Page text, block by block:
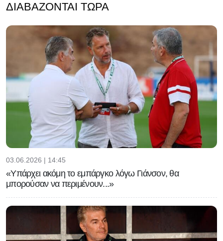
ΔΙΑΒΆΖΟΝΤΑΙ ΤΏΡΑ
03.06.2026 | 14:45
«Υπάρχει ακόμη το εμπάργκο λόγω Γιάνσον, θα
μπορούσαν να περιμένουν...»